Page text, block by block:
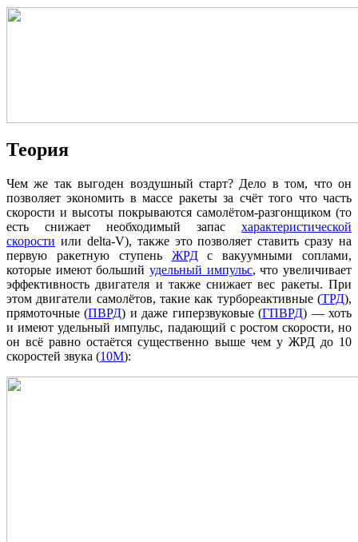
Теория
Чем же так выгоден воздушный старт? Дело в том, что он
позволяет экономить в массе ракеты за счёт того что часть
скорости и высоты покрываются самолётом-разгонщиком (то
есть снижает необходимый запас характеристической
скорости или delta-V), также это позволяет ставить сразу на
первую ракетную ступень ЖРДс вакуумными соплами,
которые имеют больший удельный импульс, что увеличивает
эффективность двигателя и также снижает вес ракеты. При
этом двигатели самолётов, такие как турбореактивные (ТРД),
прямоточные (ПВРД) и даже гиперзвуковые (ГПВРД) — хоть
и имеют удельный импульс, падающий с ростом скорости, но
он всё равно остаётся существенно выше чем у ЖРД до 10
скоростей звука (10М):